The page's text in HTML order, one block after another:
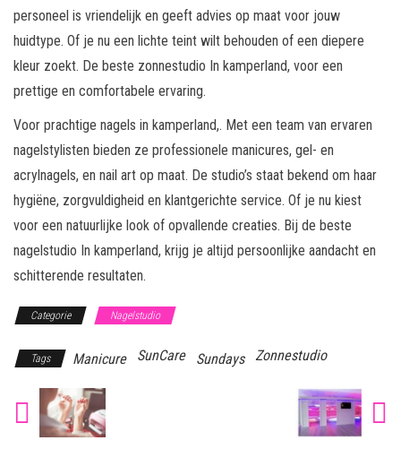
personeel is vriendelijk en geeft advies op maat voor jouw
huidtype. Of je nu een lichte teint wilt behouden of een diepere
kleur zoekt. De beste zonnestudio In kamperland, voor een
prettige en comfortabele ervaring.
Voor prachtige nagels in kamperland,. Met een team van ervaren
nagelstylisten bieden ze professionele manicures, gel- en
acrylnagels, en nail art op maat. De studio’s staat bekend om haar
hygiëne, zorgvuldigheid en klantgerichte service. Of je nu kiest
voor een natuurlijke look of opvallende creaties. Bij de beste
nagelstudio In kamperland, krijg je altijd persoonlijke aandacht en
schitterende resultaten.
Categorie Nagelstudio
Tags Manicure SunCare Sundays Zonnestudio